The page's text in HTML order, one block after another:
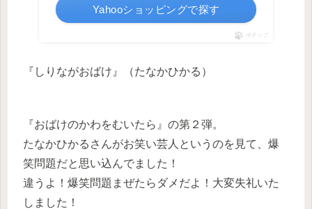
Yahooショッピングで探す
ポチップ
『しりながおばけ』（たなかひかる）
『おばけのかわをむいたら』の第２弾。
たなかひかるさんがお笑い芸人というのを見て、爆
笑問題だと思い込んでました！
違うよ！爆笑問題まぜたらダメだよ！大変失礼いた
しました！